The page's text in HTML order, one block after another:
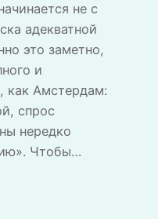
не с
адекватной
это заметно,
и
как Амстердам:
спрос
нередко
Чтобы…